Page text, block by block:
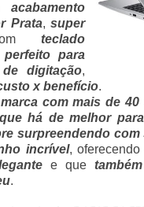
acabamento
Prata, super
teclado
para
digitação,
x benefício.
marca com mais de
há de melhor
surpreendendo
incrível,
e que
.